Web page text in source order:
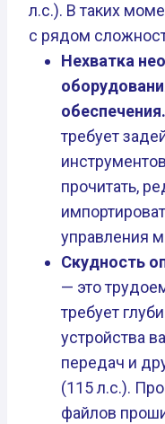
л.с.). В таких
с рядом
Нехватка
обеспечения.
требует
прочитать,
управления
Скудность
— это
требует
устройства
передач и
(115 л.с.).
файлов